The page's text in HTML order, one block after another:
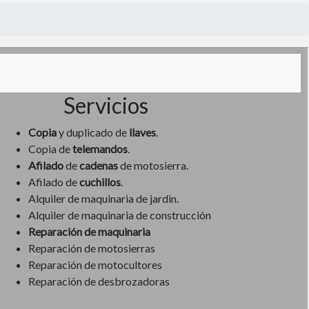
Servicios
Copiay duplicado de llaves.
Copia detelemandos.
Afiladodecadenasde motosierra.
Afilado decuchillos.
Alquiler de maquinaria de jardin.
Alquiler de maquinaria de construcción
Reparación de maquinaria
Reparación de motosierras
Reparación de motocultores
Reparación de desbrozadoras